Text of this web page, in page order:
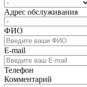
Адрес обслуживания
ФИО
E-mail
Телефон
Комментарий